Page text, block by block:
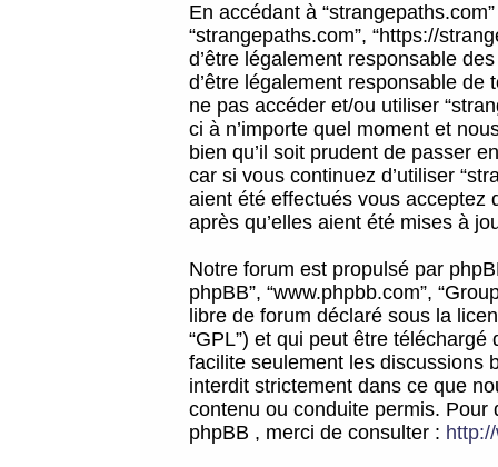
En accédant à
“strangepaths.com”, “https://
d’être légalement responsable
d’être légalement responsable
ne pas accéder et/ou utiliser
ci à n’importe quel moment et
bien qu’il soit prudent de passer
car si vous continuez d’utiliser
aient été effectués vous acceptez
après qu’elles aient été mises à
Notre forum est propulsé par
phpBB”, “www.phpbb.com”,
libre de forum déclaré sous la
“GPL”) et qui peut être téléchargé
facilite seulement les discussions
interdit strictement dans ce que
contenu ou conduite permis.
phpBB , merci de consulter :